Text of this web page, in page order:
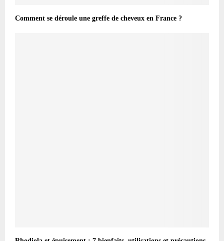
Comment se déroule une greffe de cheveux en France ?